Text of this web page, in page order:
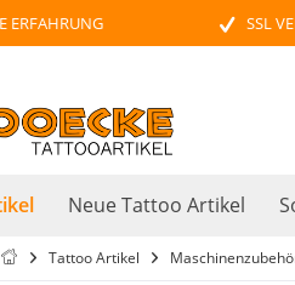
ERFAHRUNG SSL
Neue Tattoo Artikel
Tattoo Artikel